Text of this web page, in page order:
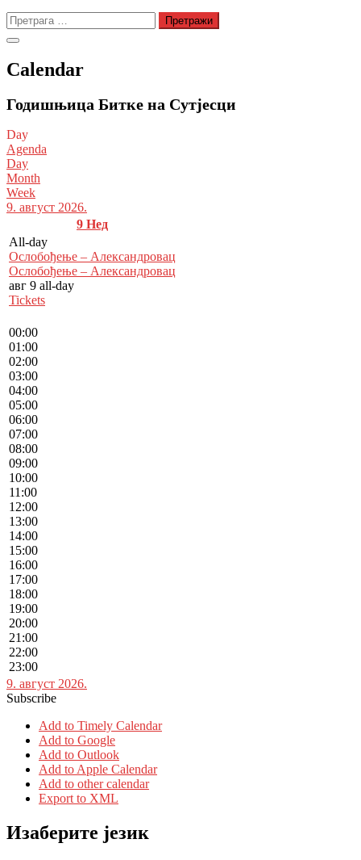
Претрага
за:
Calendar
Годишњица Битке на Сутјесци
Day
Agenda
Day
Month
Week
9. август 2026.
9 Нед
All-day
Ослобођење – Александровац
Ослобођење – Александровац
авг 9 all-day
Tickets
00:00
01:00
02:00
03:00
04:00
05:00
06:00
07:00
08:00
09:00
10:00
11:00
12:00
13:00
14:00
15:00
16:00
17:00
18:00
19:00
20:00
21:00
22:00
23:00
9. август 2026.
Subscribe
Add to Timely Calendar
Add to Google
Add to Outlook
Add to Apple Calendar
Add to other calendar
Export to XML
Изаберите језик